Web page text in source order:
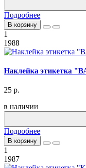
Подробнее
В корзину
1
1988
Наклейка
25 р.
в наличии
Подробнее
В корзину
1
1987